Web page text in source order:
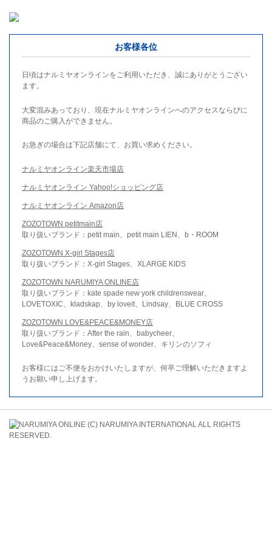
お客様各位
日頃はナルミヤオンラインをご利用いただき、誠にありがとうござい
ます。
大変混みあっており、現在ナルミヤオンラインへのアクセスならびに
商品のご購入ができません。
お急ぎの場合は下記店舗にて、お買い求めください。
ナルミヤオンライン楽天市場店
ナルミヤオンライン Yahoo!ショッピング店
ナルミヤオンライン Amazon店
ZOZOTOWN petitmain店
取り扱いブランド：petit main、petit main LIEN、b・ROOM
ZOZOTOWN X-girl Stages店
取り扱いブランド：X-girl Stages、XLARGE KIDS
ZOZOTOWN NARUMIYA ONLINE店
取り扱いブランド：kate spade new york childrenswear、
LOVETOXIC、kladskap、by loveit、Lindsay、BLUE CROSS
ZOZOTOWN LOVE&PEACE&MONEY店
取り扱いブランド：After the rain、babycheer、
Love&Peace&Money、sense of wonder、キリンのソフィ
お客様にはご不便をおかけいたしますが、何卒ご理解いただきますよ
うお願い申し上げます。